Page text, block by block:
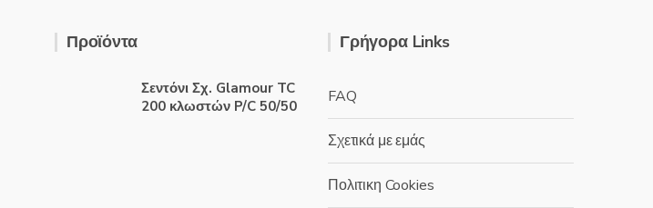
Προϊόντα
Σεντόνι Σχ. Glamour TC
200 κλωστών P/C 50/50
Γρήγορα Links
FAQ
Σχετικά με εμάς
Πολιτικη Cookies